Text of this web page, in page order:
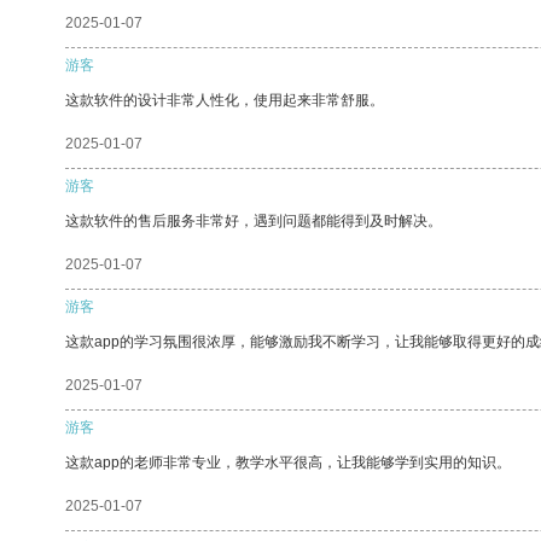
2025-01-07
游客
这款软件的设计非常人性化，使用起来非常舒服。
2025-01-07
游客
这款软件的售后服务非常好，遇到问题都能得到及时解决。
2025-01-07
游客
这款app的学习氛围很浓厚，能够激励我不断学习，让我能够取得更好的
2025-01-07
游客
这款app的老师非常专业，教学水平很高，让我能够学到实用的知识。
2025-01-07